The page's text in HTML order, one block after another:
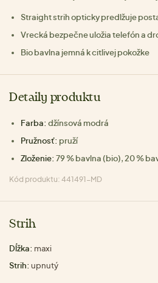
Straight strih opticky predlžuje
Vrecká bezpečne uložia telefón a
Bio bavlna jemná k citlivej pokožke
Detaily produktu
Farba: džínsová modrá
Pružnosť: pruží
Zloženie: 79 % bavlna (bio), 20 %
Kód produktu: 441491-MD
Strih
Dĺžka: maxi
Strih: upnutý